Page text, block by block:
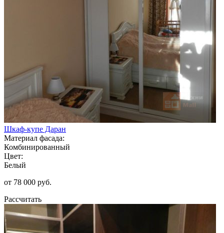
Шкаф-купе Даран
Материал фасада:
Комбинированный
Цвет:
Белый
от 78 000 руб.
Рассчитать